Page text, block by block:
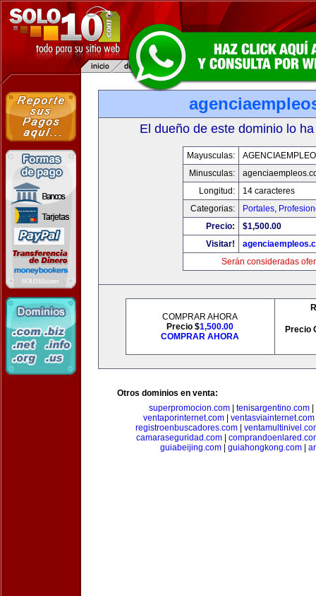
El dueño de este dominio lo
Mayusculas:
Minusculas:
Longitud:
14 caracteres
Categorias:
Portales,
Precio:
$1,500.00
Visitar!
Serán consideradas
COMPRAR AHORA
Precio $1,500.00
COMPRAR AHORA
Precio
Otros dominios en venta:
superpromocion.com
tenisargentino.com
ventaporinternet.com
ventasviainternet.com
registroenbuscadores.com
camaraseguridad.com
guiabeijing.com
guiahongkong.com